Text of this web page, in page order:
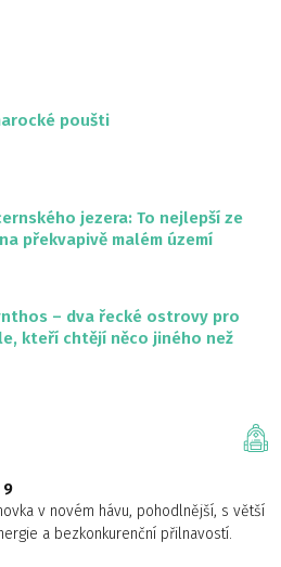
poušti
jezera: To nejlepší ze
překvapivě malém území
– dva řecké ostrovy pro
kteří chtějí něco jiného než
9
v novém hávu, pohodlnější, s větší
a bezkonkurenční přilnavostí.